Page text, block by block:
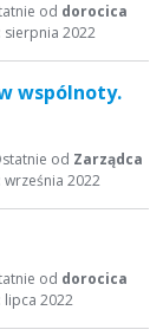
od dorocica
sierpnia 2022
wspólnoty.
od Zarządca
września 2022
od dorocica
lipca 2022